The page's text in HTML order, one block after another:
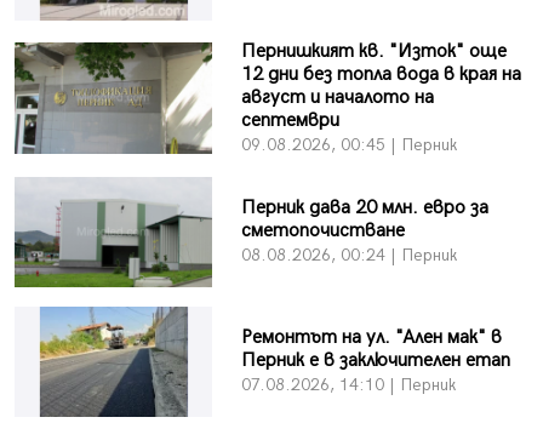
Пернишкият кв. "Изток" още
12 дни без топла вода в края на
август и началото на
септември
09.08.2026, 00:45 | Перник
Перник дава 20 млн. евро за
сметопочистване
08.08.2026, 00:24 | Перник
Ремонтът на ул. "Ален мак" в
Перник е в заключителен етап
07.08.2026, 14:10 | Перник